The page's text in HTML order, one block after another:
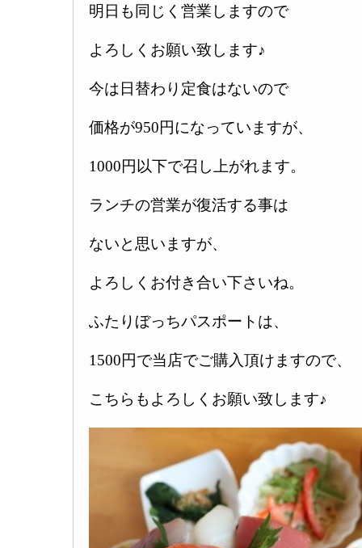
明日も同じく営業しますので
よろしくお願い致します♪
今は日替わり定食はないので
価格が950円になっていますが、
1000円以下で召し上がれます。
ランチの営業が復活する事は
ないと思いますが、
よろしくお付き合い下さいね。
ふたりぼっちパスポートは、
1500円で当店でご購入頂けますので、
こちらもよろしくお願い致します♪